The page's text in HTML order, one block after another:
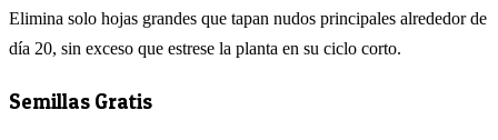
Elimina solo hojas grandes que tapan nudos principales alrededor de
día 20, sin exceso que estrese la planta en su ciclo corto.
Semillas Gratis